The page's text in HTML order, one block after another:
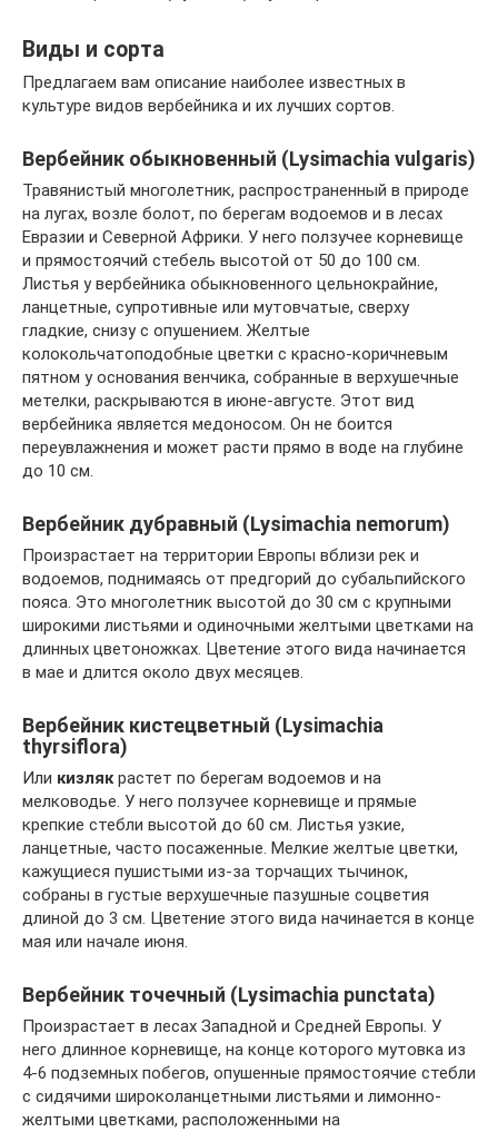
Виды и сорта
Предлагаем вам описание наиболее известных в
культуре видов вербейника и их лучших сортов.
Вербейник обыкновенный (Lysimachia vulgaris)
Травянистый многолетник, распространенный в природе
на лугах, возле болот, по берегам водоемов и в лесах
Евразии и Северной Африки. У него ползучее корневище
и прямостоячий стебель высотой от 50 до 100 см.
Листья у вербейника обыкновенного цельнокрайние,
ланцетные, супротивные или мутовчатые, сверху
гладкие, снизу с опушением. Желтые
колокольчатоподобные цветки с красно-коричневым
пятном у основания венчика, собранные в верхушечные
метелки, раскрываются в июне-августе. Этот вид
вербейника является медоносом. Он не боится
переувлажнения и может расти прямо в воде на глубине
до 10 см.
Вербейник дубравный (Lysimachia nemorum)
Произрастает на территории Европы вблизи рек и
водоемов, поднимаясь от предгорий до субальпийского
пояса. Это многолетник высотой до 30 см с крупными
широкими листьями и одиночными желтыми цветками на
длинных цветоножках. Цветение этого вида начинается
в мае и длится около двух месяцев.
Вербейник кистецветный (Lysimachia
thyrsiflora)
Или кизлякрастет по берегам водоемов и на
мелководье. У него ползучее корневище и прямые
крепкие стебли высотой до 60 см. Листья узкие,
ланцетные, часто посаженные. Мелкие желтые цветки,
кажущиеся пушистыми из-за торчащих тычинок,
собраны в густые верхушечные пазушные соцветия
длиной до 3 см. Цветение этого вида начинается в конце
мая или начале июня.
Вербейник точечный (Lysimachia punctata)
Произрастает в лесах Западной и Средней Европы. У
него длинное корневище, на конце которого мутовка из
4-6 подземных побегов, опушенные прямостоячие стебли
с сидячими широколанцетными листьями и лимонно-
желтыми цветками, расположенными на